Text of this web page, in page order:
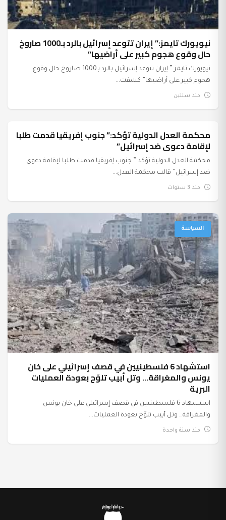
نيويورك تايمز:” إيران تتوعد إسرائيل بالرد بـ1000 صاروخ
حال وقوع هجوم كبير على أراضيها”
نيويورك تايمز:” إيران تتوعد إسرائيل بالرد بـ1000 صاروخ حال وقوع
هجوم كبير على أراضيها” كشفت...
منذ سنتين
السياسة
محكمة العدل الدولية تؤكد:” جنوب إفريقيا قدمت طلبا
لإقامة دعوى ضد إسرائيل”
محكمة العدل الدولية تؤكد:” جنوب إفريقيا قدمت طلبا لإقامة دعوى
ضد إسرائيل” قالت محكمة العدل...
منذ 3 سنوات
السياسة
استشهاد 6 فلسطينيين في قصف إسرائيلي على خان
يونس والمغراقة… وتل أبيب تلوّح بعودة العمليات
البرية
استشهاد 6 فلسطينيين في قصف إسرائيلي على خان يونس
والمغراقة… وتل أبيب تلوّح بعودة العمليات...
منذ سنة واحدة